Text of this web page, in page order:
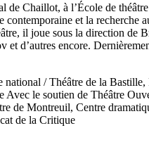
de Chaillot, à l’École de
et la recherche
il joue sous la direction de
et d’autres encore.
/ Théâtre de la
le soutien de Théâtre
de Montreuil, Centre
de la Critique